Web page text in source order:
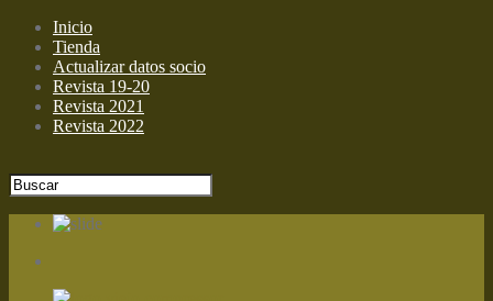
Inicio
Tienda
Actualizar datos socio
Revista 19-20
Revista 2021
Revista 2022